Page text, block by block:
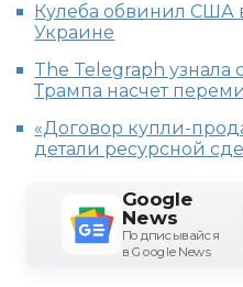
Кулеба обвинил США
Украине
The Telegraph
Трампа насчет
«Договор купли-
детали ресурсной
Google
News
Подписывайся
в Google News